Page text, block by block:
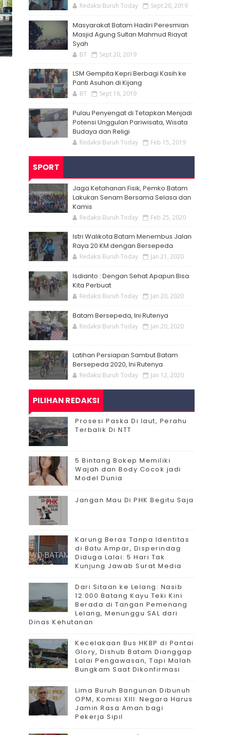
Redaksi Buruh Today Sept 20, 2019
Masyarakat Batam Hadiri Peresmian
Masjid Agung Sultan Mahmud Riayat
Syah
BT Sept 20, 2019
LSM Gempita Kepri Berbagi Kasih ke
Panti Asuhan di Kijang
BT Sept 16, 2019
Pulau Penyengat di Tetapkan Menjadi
Potensi Unggulan Pariwisata, Wisata
Budaya dan Religi
Redaksi Buruh Today Feb 15, 2019
SPORT
Jaga Ketahanan Fisik, Pemko Batam
Lakukan Senam Bersama Selasa dan
Kamis
Redaksi Buruh Today Feb 25, 2020
Istri Walikota Batam Menembus Jalan
Raya 20 KM dengan Bersepeda
Redaksi Buruh Today Jan 21, 2020
Isdianto : Dengan Sehat Apapun Bisa
Kita Perbuat
Redaksi Buruh Today Jan 20, 2020
Batam Bersepeda, Ini Rutenya
Redaksi Buruh Today Jan 20, 2020
Latihan Persiapan Sambut Batam
Bersepeda 2020, Ini Rutenya
Redaksi Buruh Today Jan 12, 2020
PILIHAN REDAKSI
Prosesi Paska Di laut, Perahu
Terbalik Di NTT
5 Bintang Bokep Memiliki
Wajah dan Body Cocok jadi
Model Dunia
Jangan Mau Di PHK Begitu Saja
Karung Beras Tanpa Identitas
di Batu Ampar, Disperindag
Diduga Lalai: 5 Hari Tak
Kunjung Jawab Surat Media
Dari Sitaan ke Lelang: Nasib
12.000 Batang Kayu Teki Kini
Berada di Tangan Pemenang
Lelang, Menunggu SAL dari
Dinas Kehutanan
Kecelakaan Bus HKBP di Pantai
Glory, Dishub Batam Dianggap
Lalai Pengawasan, Tapi Malah
Bungkam Saat Dikonfirmasi
Lima Buruh Bangunan Dibunuh
OPM, Komisi XIII: Negara Harus
Jamin Rasa Aman bagi
Pekerja Sipil